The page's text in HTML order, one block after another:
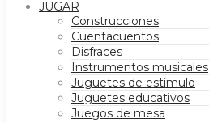
JUGAR
Construcciones
Cuentacuentos
Disfraces
Instrumentos musicales
Juguetes de estímulo
Juguetes educativos
Juegos de mesa